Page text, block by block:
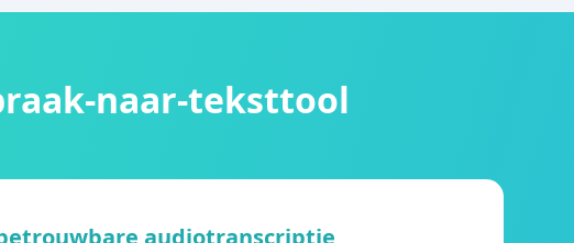
naar-teksttool
audiotranscriptie